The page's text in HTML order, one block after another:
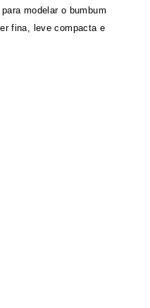
modelar o bumbum
fina, leve compacta e